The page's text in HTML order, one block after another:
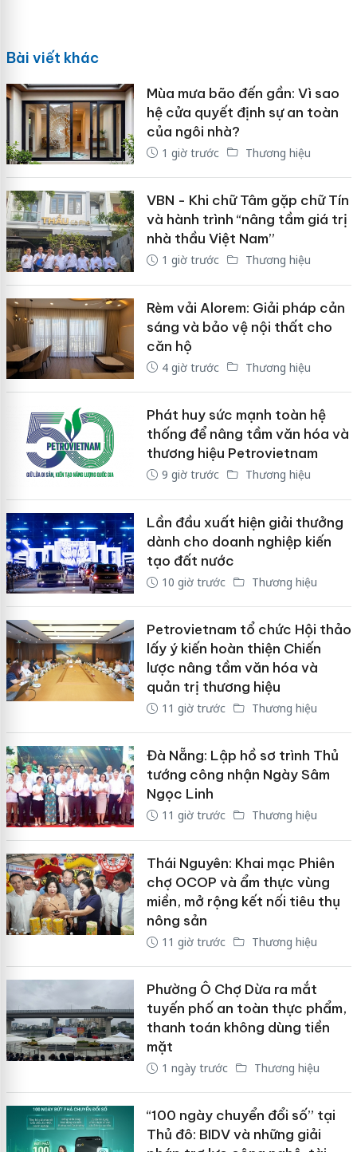
Bài viết khác
Mùa mưa bão đến gần: Vì sao
hệ cửa quyết định sự an toàn
của ngôi nhà?
1 giờ trước Thương hiệu
VBN - Khi chữ Tâm gặp chữ Tín
và hành trình “nâng tầm giá trị
nhà thầu Việt Nam”
1 giờ trước Thương hiệu
Rèm vải Alorem: Giải pháp cản
sáng và bảo vệ nội thất cho
căn hộ
4 giờ trước Thương hiệu
Phát huy sức mạnh toàn hệ
thống để nâng tầm văn hóa và
thương hiệu Petrovietnam
9 giờ trước Thương hiệu
Lần đầu xuất hiện giải thưởng
dành cho doanh nghiệp kiến
tạo đất nước
10 giờ trước Thương hiệu
Petrovietnam tổ chức Hội thảo
lấy ý kiến hoàn thiện Chiến
lược nâng tầm văn hóa và
quản trị thương hiệu
11 giờ trước Thương hiệu
Đà Nẵng: Lập hồ sơ trình Thủ
tướng công nhận Ngày Sâm
Ngọc Linh
11 giờ trước Thương hiệu
Thái Nguyên: Khai mạc Phiên
chợ OCOP và ẩm thực vùng
miền, mở rộng kết nối tiêu thụ
nông sản
11 giờ trước Thương hiệu
Phường Ô Chợ Dừa ra mắt
tuyến phố an toàn thực phẩm,
thanh toán không dùng tiền
mặt
1 ngày trước Thương hiệu
“100 ngày chuyển đổi số” tại
Thủ đô: BIDV và những giải